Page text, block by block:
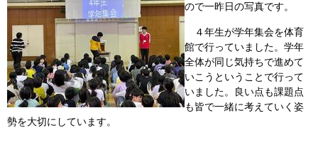
ので一昨日の写真です。
４年生が学年集会を体育
館で行っていました。学年
全体が同じ気持ちで進めて
いこうということで行って
いました。良い点も課題点
も皆で一緒に考えていく姿
勢を大切にしています。